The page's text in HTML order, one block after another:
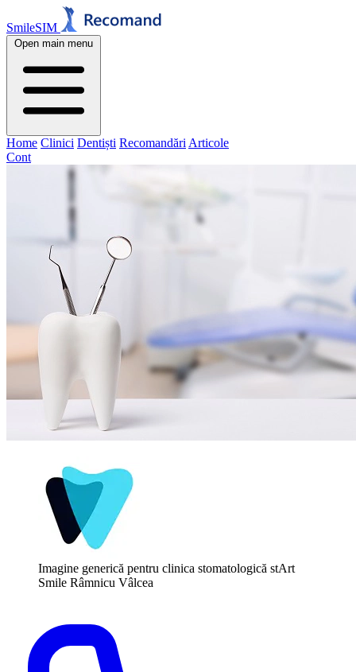
SmileSIM
Open main menu
Home Clinici Dentiști Recomandări Articole
Cont
Imagine generică pentru clinica stomatologică stArt
Smile Râmnicu Vâlcea